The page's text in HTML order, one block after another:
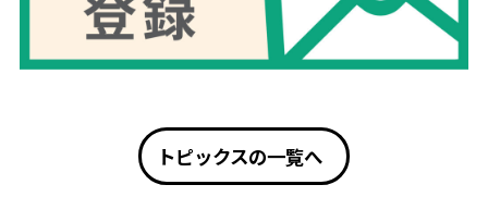
トピックスの一覧へ